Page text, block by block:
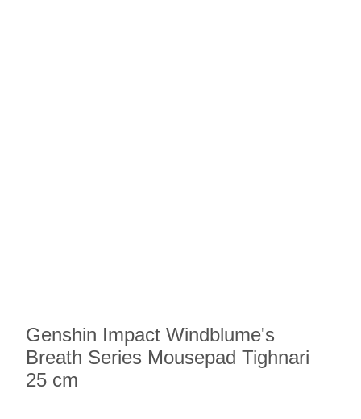
Genshin Impact Windblume's
Breath Series Mousepad Tighnari
25 cm